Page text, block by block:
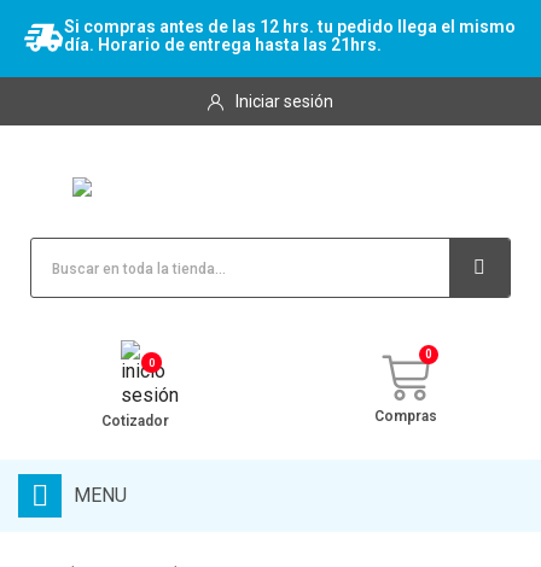
Si compras antes de las 12 hrs. tu pedido llega el mismo
día. Horario de entrega hasta las 21hrs.
Iniciar sesión
0
Cotizador Compras
MENU